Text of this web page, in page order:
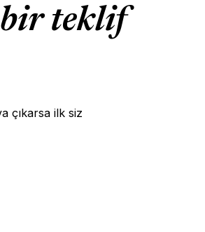
bir teklif
çıkarsa ilk siz